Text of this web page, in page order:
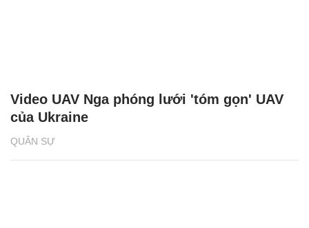
QUÂN SỰ
Video UAV Nga phóng lưới 'tóm gọn' UAV
của Ukraine